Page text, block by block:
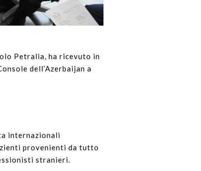
Petralia, ha ricevuto in
dell’Azerbaijan a
internazionali
provenienti da tutto
stranieri.